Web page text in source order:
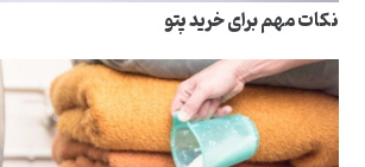
نکات مهم برای خرید پتو